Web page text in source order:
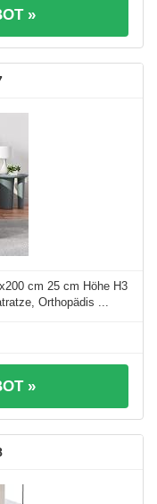
»
cm 25 cm Höhe H3
Orthopädis ...
»